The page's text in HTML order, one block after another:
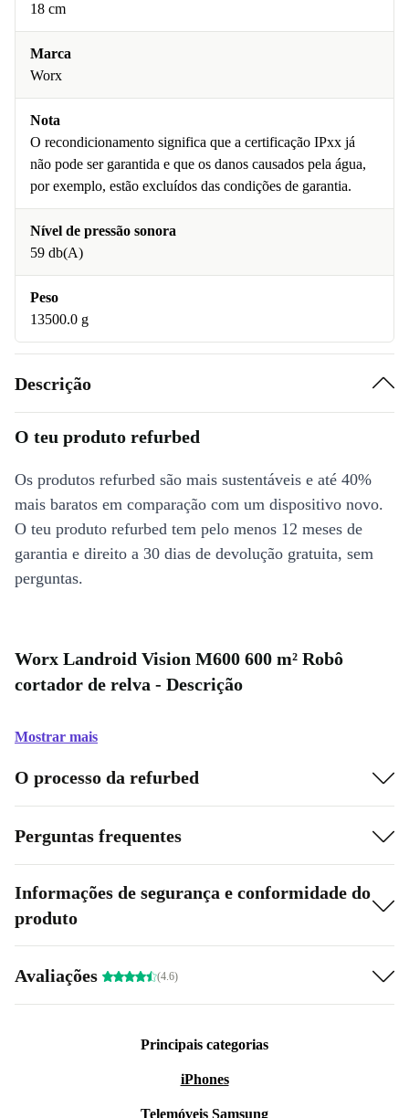
18 cm
Marca
Worx
Nota
O recondicionamento significa que a certificação IPxx já
não pode ser garantida e que os danos causados pela água,
por exemplo, estão excluídos das condições de garantia.
Nível de pressão sonora
59 db(A)
Peso
13500.0 g
Descrição
O teu produto refurbed
Os produtos refurbed são mais sustentáveis e até 40%
mais baratos em comparação com um dispositivo novo.
O teu produto refurbed tem pelo menos 12 meses de
garantia e direito a 30 dias de devolução gratuita, sem
perguntas.
Worx Landroid Vision M600 600 m² Robô
cortador de relva - Descrição
Mostrar mais
O processo da refurbed
Perguntas frequentes
Informações de segurança e conformidade do
produto
Avaliações (4.6)
Principais categorias
iPhones
Telemóveis Samsung